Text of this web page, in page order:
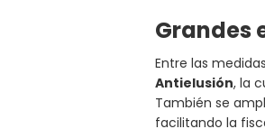
Grandes
Entre las
Antielusión, la
También se
facilitando la